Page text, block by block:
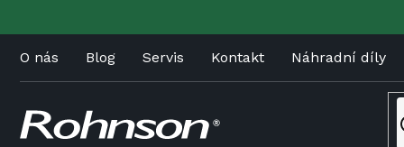
O nás Blog Servis Kontakt Náhradní díly